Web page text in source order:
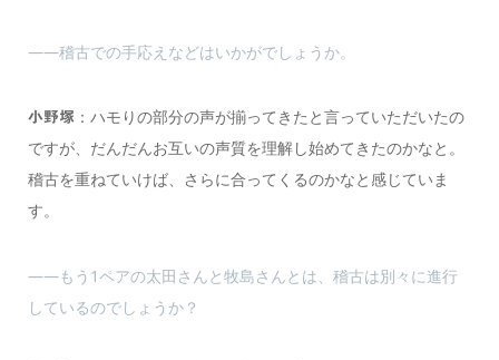
――稽古での手応えなどはいかがでしょうか。
小野塚：ハモりの部分の声が揃ってきたと言っていただいたの
ですが、だんだんお互いの声質を理解し始めてきたのかなと。
稽古を重ねていけば、さらに合ってくるのかなと感じていま
す。
――もう1ペアの太田さんと牧島さんとは、稽古は別々に進行
しているのでしょうか？